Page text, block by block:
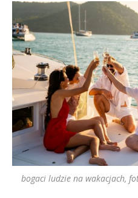
bogaci ludzie na wakacjach,